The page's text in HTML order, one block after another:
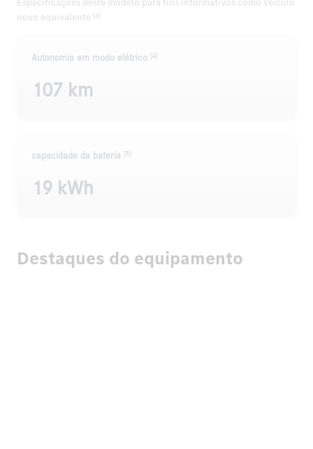
Especificações deste modelo para fins informativos como veículo
novo equivalente [4]
Autonomia em modo elétrico [4]
107 km
capacidade da bateria [5]
19 kWh
Destaques do equipamento